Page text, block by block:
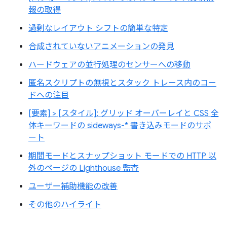
報の取得
過剰なレイアウト シフトの簡単な特定
合成されていないアニメーションの発見
ハードウェアの並行処理のセンサーへの移動
匿名スクリプトの無視とスタック トレース内のコー
ドへの注目
[要素] > [スタイル]: グリッド オーバーレイと CSS 全
体キーワードの sideways-* 書き込みモードのサポ
ート
期間モードとスナップショット モードでの HTTP 以
外のページの Lighthouse 監査
ユーザー補助機能の改善
その他のハイライト